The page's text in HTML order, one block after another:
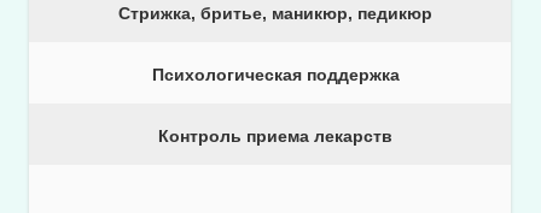
Стрижка, бритье, маникюр, педикюр
Психологическая поддержка
Контроль приема лекарств